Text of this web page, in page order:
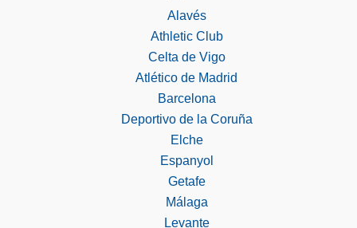
Alavés
Athletic Club
Celta de Vigo
Atlético de Madrid
Barcelona
Deportivo de la Coruña
Elche
Espanyol
Getafe
Málaga
Levante